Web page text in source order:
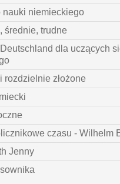
nauki niemieckiego
średnie, trudne
dla uczących
rozdzielnie złożone
czasu - Wilhelm
Jenny